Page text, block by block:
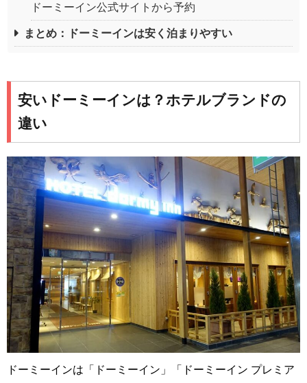
ドーミーイン公式サイトから予約
まとめ：ドーミーインは安く泊まりやすい
安いドーミーインは？ホテルブランドの
違い
ドーミーインは「ドーミーイン」「ドーミーイン プレミア